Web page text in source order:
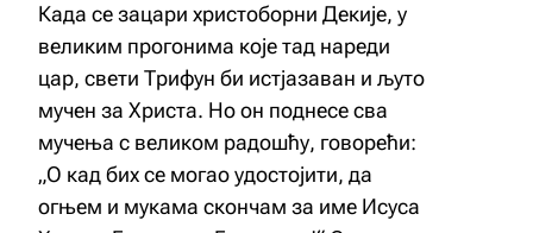
Када се зацари христоборни Декије, у
великим прогонима које тад нареди
цар, свети Трифун би истјазаван и љуто
мучен за Христа. Но он поднесе сва
мучења с великом радошћу, говорећи:
„О кад бих се могао удостојити, да
огњем и мукама скончам за име Исуса